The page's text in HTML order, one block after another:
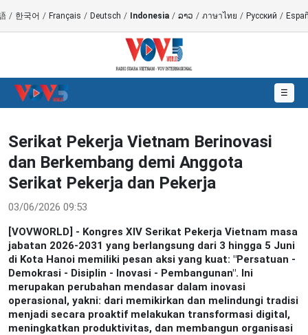
/ 한국어 / Français / Deutsch / Indonesia / ລາວ / ภาษาไทย / Русский /
☰
Serikat Pekerja Vietnam Berinovasi
dan Berkembang demi Anggota
Serikat Pekerja dan Pekerja
03/06/2026 09:53
[VOVWORLD] - Kongres XIV Serikat Pekerja Vietnam masa
jabatan 2026-2031 yang berlangsung dari 3 hingga 5 Juni
di Kota Hanoi memiliki pesan aksi yang kuat: "Persatuan -
Demokrasi - Disiplin - Inovasi - Pembangunan". Ini
merupakan perubahan mendasar dalam inovasi
operasional, yakni: dari memikirkan dan melindungi tradisi
menjadi secara proaktif melakukan transformasi digital,
meningkatkan produktivitas, dan membangun organisasi